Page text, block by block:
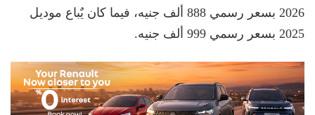
2026 بسعر رسمي 888 ألف جنيه، فيما كان يٌباع موديل
2025 بسعر رسمي 999 ألف جنيه.